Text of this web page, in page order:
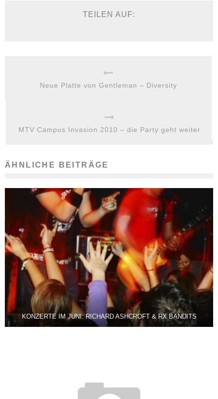
TEILEN AUF:
Neue Platte von Gentleman – Diversity
MTV Campus Invasion 2010 – die Party geht weiter
ÄHNLICHE BEITRÄGE
KONZERTE IM JUNI: RICHARD ASHCROFT & RX BANDITS